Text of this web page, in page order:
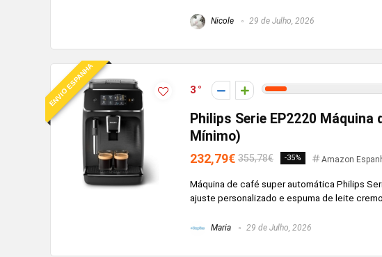
Nicole 29 de Julho, 2026
ENVIO ESPANHA 3
Philips Serie EP2220
Mínimo)
232,79€ 355,78€ -35% Amazon
Máquina de café super automática Philips
ajuste personalizado e espuma de leite
Maria 29 de Julho, 2026